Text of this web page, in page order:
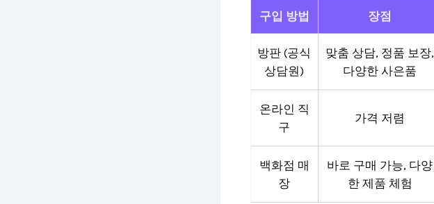
구입 방법 장점
방판 (공식
상담원)
맞춤 상담, 정품 보장,
다양한 사은품
온라인 직
구
가격 저렴
백화점 매
장
바로 구매 가능, 다양
한 제품 체험